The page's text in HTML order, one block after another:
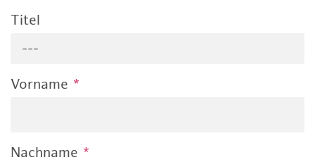
Titel
---
Vorname *
Nachname *